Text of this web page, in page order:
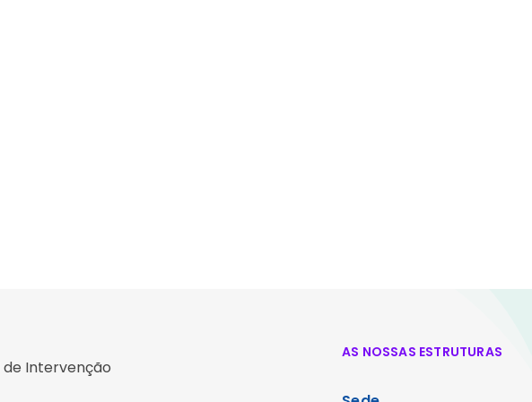
AS NOSSAS ESTRUTURAS